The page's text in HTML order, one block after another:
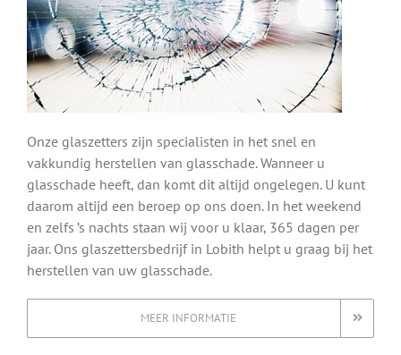
Onze glaszetters zijn specialisten in het snel en
vakkundig herstellen van glasschade. Wanneer u
glasschade heeft, dan komt dit altijd ongelegen. U kunt
daarom altijd een beroep op ons doen. In het weekend
en zelfs ’s nachts staan wij voor u klaar, 365 dagen per
jaar. Ons glaszettersbedrijf in Lobith helpt u graag bij het
herstellen van uw glasschade.
MEER INFORMATIE